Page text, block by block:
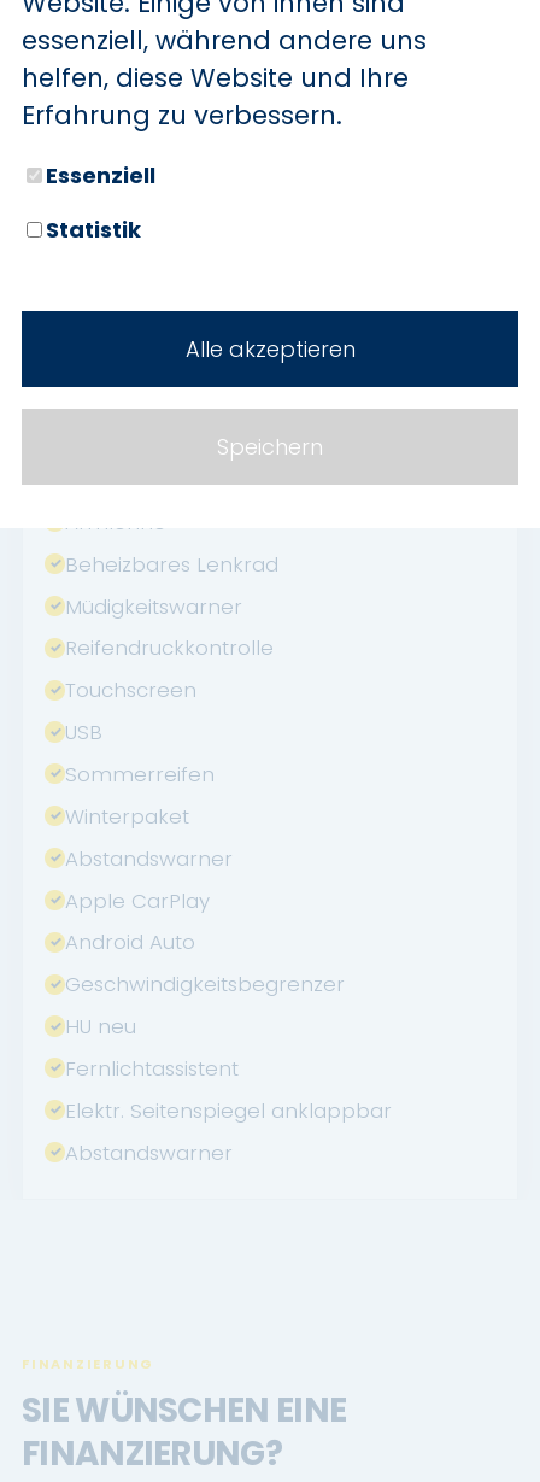
Garantie
Elektr. Seitenspiegel
Bluetooth
Freisprecheinrichtung
Multifunktionslenkrad
Lichtsensor
Traktionskontrolle
Start/Stopp-Automatik
Spurhalteassistent
Notbremsassistent
Armlehne
Beheizbares Lenkrad
Müdigkeitswarner
Reifendruckkontrolle
Touchscreen
USB
Sommerreifen
Winterpaket
Abstandswarner
Apple CarPlay
Android Auto
Geschwindigkeitsbegrenzer
HU neu
Fernlichtassistent
Elektr. Seitenspiegel anklappbar
Abstandswarner
FINANZIERUNG
SIE WÜNSCHEN EINE
FINANZIERUNG?
essenziell, während andere uns
helfen, diese Website und Ihre
Erfahrung zu verbessern.
Essenziell
Statistik
Alle akzeptieren
Speichern